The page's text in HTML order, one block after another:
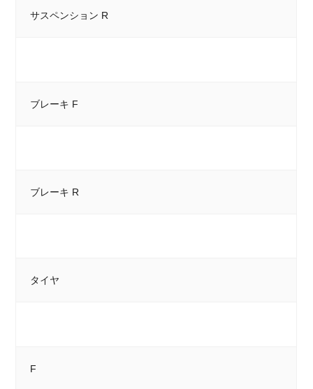
サスペンション R
ブレーキ F
ブレーキ R
タイヤ
F